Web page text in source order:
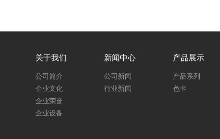
关于我们
公司简介
企业文化
企业荣誉
企业设备
新闻中心
公司新闻
行业新闻
产品展示
产品系列
色卡